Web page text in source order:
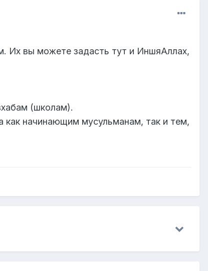
Их вы можете задасть тут и ИншяАллах,
(школам).
как начинающим мусульманам, так и тем,